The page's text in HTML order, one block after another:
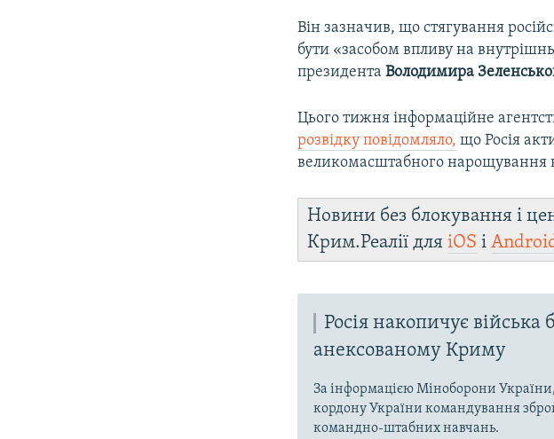
Він зазначив, що стягування
бути «засобом впливу на
президента Володимира
Цього тижня інформаційне
розвідку повідомляло, що Росія
великомасштабного нарощування
Новини без блокування і
Крим.Реалії дляiOS і
Росія накопичує війська
анексованому Криму
За інформацією Міноборони
кордону України командування
командно-штабних навчань.